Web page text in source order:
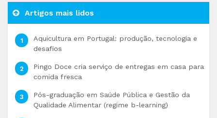
Artigos mais lidos
Aquicultura em Portugal: produção, tecnologia e
desafios
Pingo Doce cria serviço de entregas em casa para
comida fresca
Pós-graduação em Saúde Pública e Gestão da
Qualidade Alimentar (regime b-learning)